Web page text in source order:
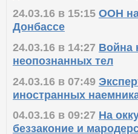
24.03.16 в 15:15 ООН
Донбассе
24.03.16 в 14:27 Война
неопознанных тел
24.03.16 в 07:49
иностранных
04.03.16 в 09:27 На
беззаконие и